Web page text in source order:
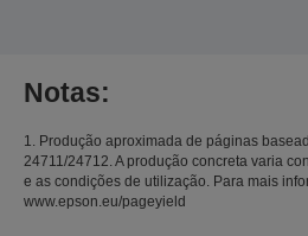
Notas:
1. Produção aproximada de páginas
24711/24712. A produção concreta varia
e as condições de utilização. Para mais
www.epson.eu/pageyield